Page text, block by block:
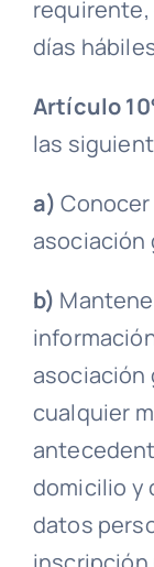
requirente,
días
Artículo
las
a)
asociación
b)
asociación
cualquier
domicilio y
datos